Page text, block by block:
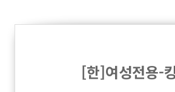
[한]여성전용-